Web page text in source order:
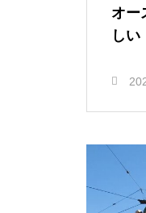
オー
し